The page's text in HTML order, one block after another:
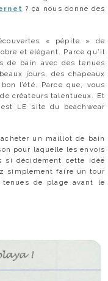
? ça nous donne des
« pépite » de
et élégant. Parce qu’il
de bain avec des tenues
jours, des chapeaux
l’été. Parce que, vous
créateurs talentueux. Et
LE site du beachwear
un maillot de bain
pour laquelle les envois
si décidément cette idée
simplement faire un tour
de plage avant le